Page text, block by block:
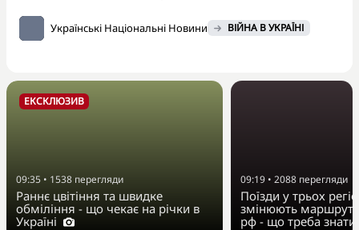
Українські Національні Новини ВІЙНА В УКРАЇНІ
ЕКСКЛЮЗИВ
09:35 • 1538 перегляди
Раннє цвітіння та швидке
обміління - що чекає на річки в
Україні
09:19 • 2088 перегляди
Поїзди у трьох
змінюють маршрут
рф - що треба знати